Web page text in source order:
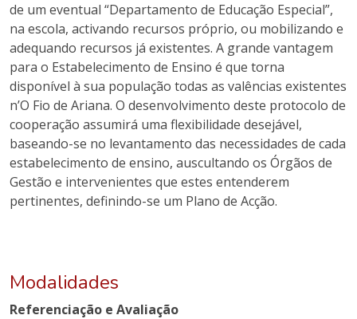
de um eventual “Departamento de Educação Especial”,
na escola, activando recursos próprio, ou mobilizando e
adequando recursos já existentes. A grande vantagem
para o Estabelecimento de Ensino é que torna
disponível à sua população todas as valências existentes
n’O Fio de Ariana. O desenvolvimento deste protocolo de
cooperação assumirá uma flexibilidade desejável,
baseando-se no levantamento das necessidades de cada
estabelecimento de ensino, auscultando os Órgãos de
Gestão e intervenientes que estes entenderem
pertinentes, definindo-se um Plano de Acção.
Modalidades
Referenciação e Avaliação